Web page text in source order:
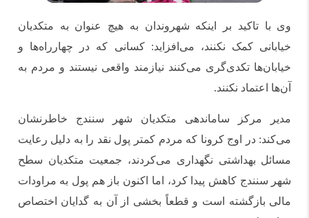
وی با تاکید بر اینکه شهروندان به هیچ عنوان به متکدیان
خیابانی کمک نکنند، می‌افزاید: کسانی که در چهارراه‌ها و
خیابان‌ها تکدی‌گری می‌کنند نیازمند واقعی نیستند و مردم به
آن‌ها اعتماد نکنند.
مدیر مرکز ساماندهی متکدیان شهر سنندج خاطرنشان
می‌کند: در اوج کرونا که مردم کمتر پول نقد را به دلیل رعایت
مسائل بهداشتی نگهداری می‌کردند، جمعیت متکدیان سطح
شهر سنندج کاهش پیدا کرد، اما اکنون باز هم پول به مراودات
مالی بازگشته است و قطعاً بخشی از آن به گدایان اختصاص